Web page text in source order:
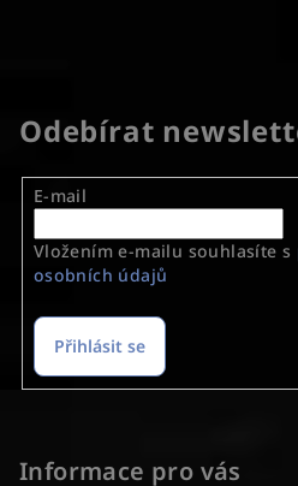
Odebírat
E-mail
Vložením e-mailu souhlasíte s
osobních údajů
Přihlásit se
Informace pro vás